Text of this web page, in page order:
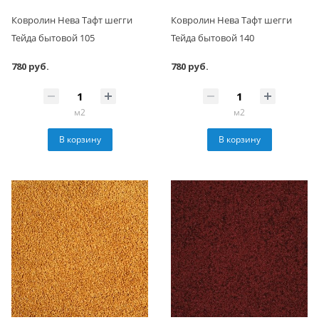
Ковролин Нева Тафт шегги
Тейда бытовой 105
780 руб.
м2
В корзину
Ковролин Нева Тафт шегги
Тейда бытовой 140
780 руб.
м2
В корзину